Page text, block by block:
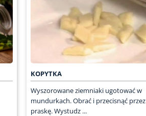
KOPYTKA
Wyszorowane ziemniaki ugotować w
mundurkach. Obrać i przecisnąć przez
praskę. Wystudz ...